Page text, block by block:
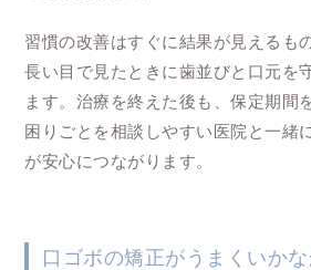
習慣の改善はすぐに結果が見えるも
長い目で見たときに歯並びと口元を
ます。治療を終えた後も、保定期間
困りごとを相談しやすい医院と一緒
が安心につながります。
口ゴボの矯正がうまくいか